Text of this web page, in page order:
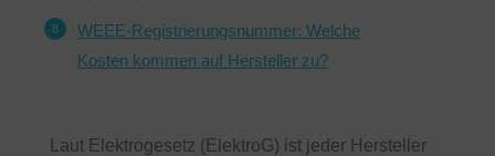
WEEE-Registrierungsnummer: Welche
Kosten kommen auf Hersteller zu?
Laut Elektrogesetz (ElektroG) ist jeder Hersteller